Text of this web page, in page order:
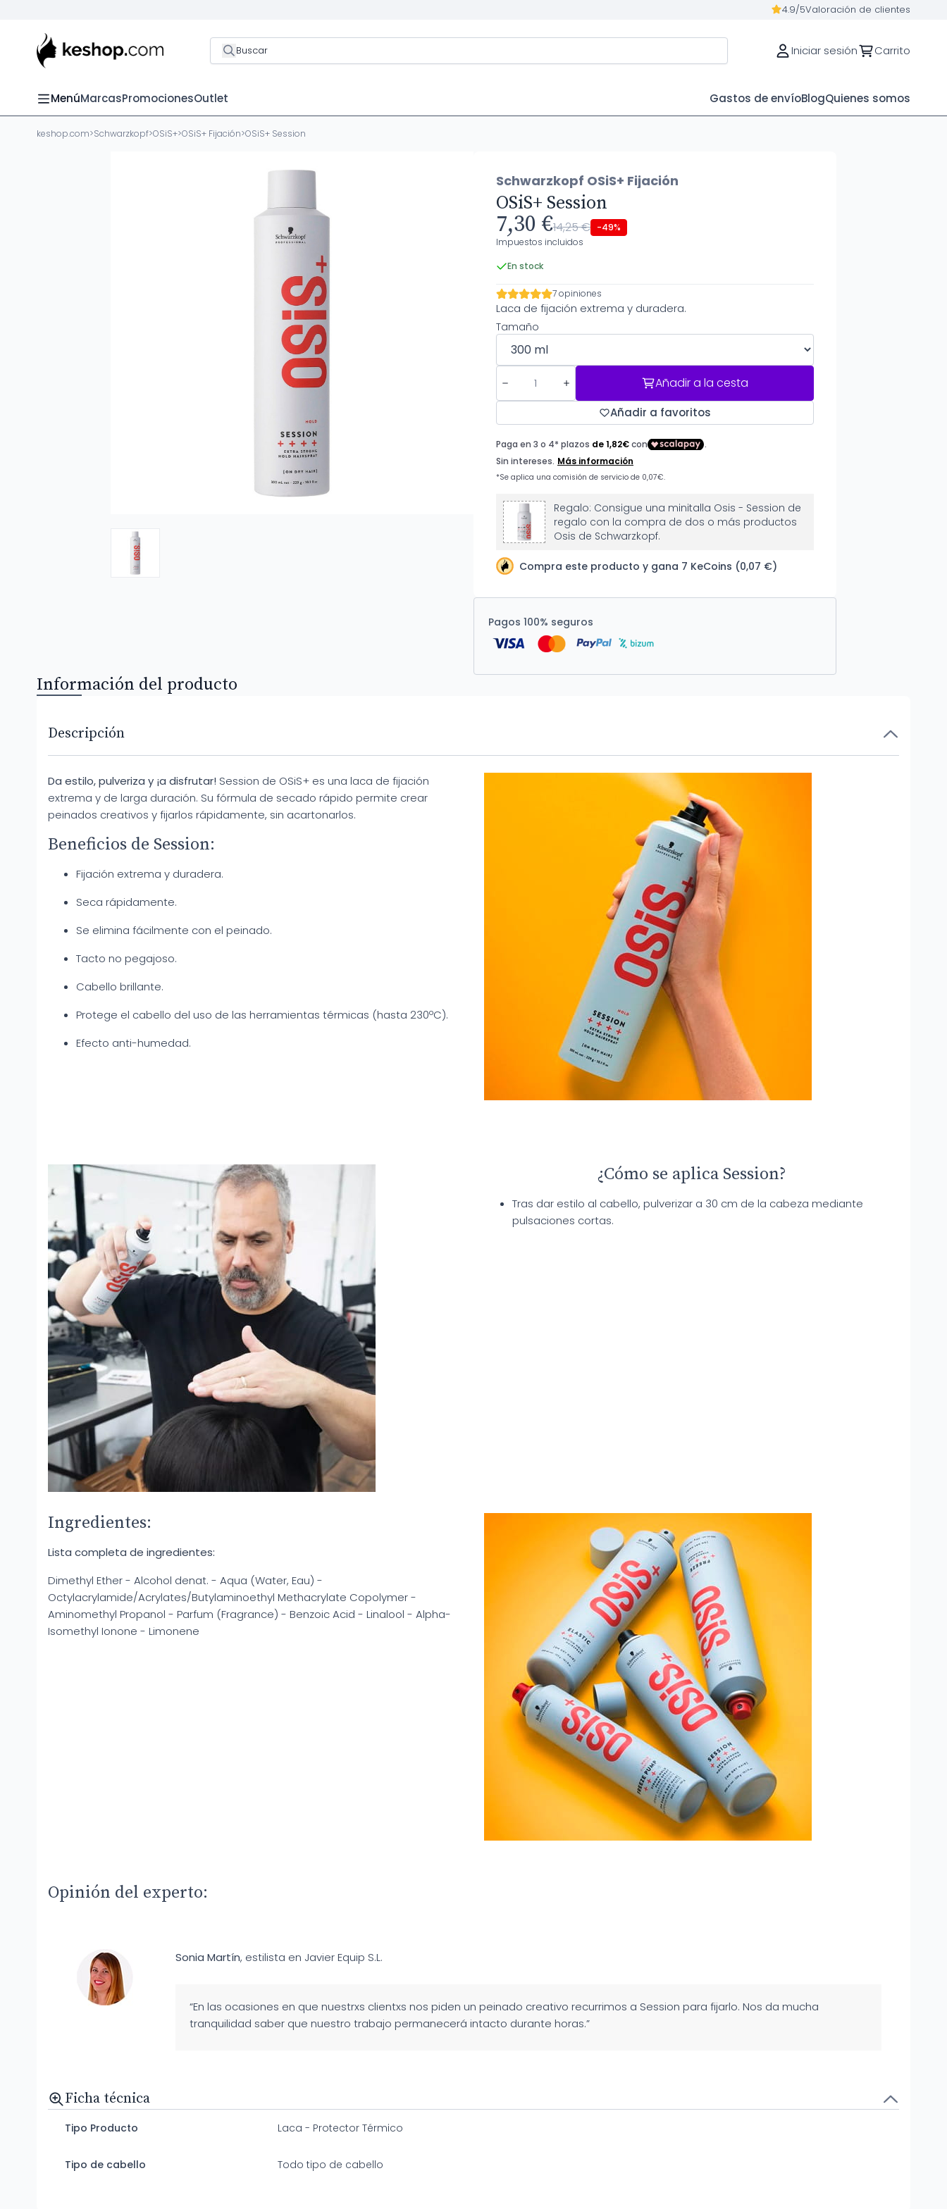
4.9/5Valoración de clientes
Buscar Iniciar sesión Carrito
MenúMarcasPromocionesOutlet Gastos de envíoBlogQuienes somos
keshop.com>Schwarzkopf>OSiS+>OSiS+ Fijación>OSiS+ Session
Schwarzkopf OSiS+ Fijación
OSiS+ Session
7,30 €14,25 € -49%
Impuestos incluidos
En stock
7 opiniones
Laca de fijación extrema y duradera.
Tamaño
Añadir a la cesta
Añadir a favoritos
Regalo: Consigue una minitalla Osis - Session de
regalo con la compra de dos o más productos
Osis de Schwarzkopf.
Compra este producto y gana 7 KeCoins (0,07 €)
Pagos 100% seguros
Información del producto
Descripción
Da estilo, pulveriza y ¡a disfrutar! Session de OSiS+ es una laca de fijación
extrema y de larga duración. Su fórmula de secado rápido permite crear
peinados creativos y fijarlos rápidamente, sin acartonarlos.
Beneficios de Session:
Fijación extrema y duradera.
Seca rápidamente.
Se elimina fácilmente con el peinado.
Tacto no pegajoso.
Cabello brillante.
Protege el cabello del uso de las herramientas térmicas (hasta 230ºC).
Efecto anti-humedad.
¿Cómo se aplica Session?
Tras dar estilo al cabello, pulverizar a 30 cm de la cabeza mediante
pulsaciones cortas.
Ingredientes:
Lista completa de ingredientes:
Dimethyl Ether - Alcohol denat. - Aqua (Water, Eau) -
Octylacrylamide/Acrylates/Butylaminoethyl Methacrylate Copolymer -
Aminomethyl Propanol - Parfum (Fragrance) - Benzoic Acid - Linalool - Alpha-
Isomethyl Ionone - Limonene
Opinión del experto:
Sonia Martín, estilista en Javier Equip S.L.
“En las ocasiones en que nuestrxs clientxs nos piden un peinado creativo recurrimos a Session para fijarlo. Nos da mucha
tranquilidad saber que nuestro trabajo permanecerá intacto durante horas.”
Ficha técnica
Tipo Producto Laca - Protector Térmico
Tipo de cabello Todo tipo de cabello